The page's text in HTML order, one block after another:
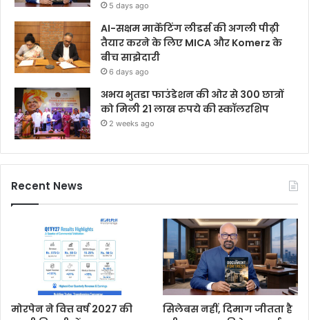
5 days ago
AI-सक्षम मार्केटिंग लीडर्स की अगली पीढ़ी
तैयार करने के लिए MICA और Komerz के
बीच साझेदारी
6 days ago
अभय भुतडा फाउंडेशन की ओर से 300 छात्रों
को मिली 21 लाख रुपये की स्कॉलरशिप
2 weeks ago
Recent News
मोरपेन ने वित्त वर्ष 2027 की
सिलेबस नहीं, दिमाग जीतता है